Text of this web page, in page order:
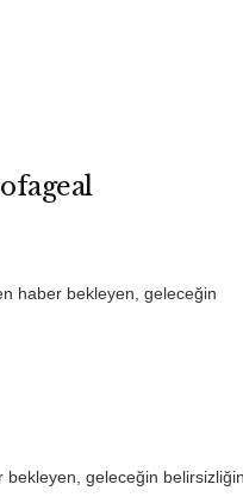
haber bekleyen, geleceğin
bekleyen, geleceğin